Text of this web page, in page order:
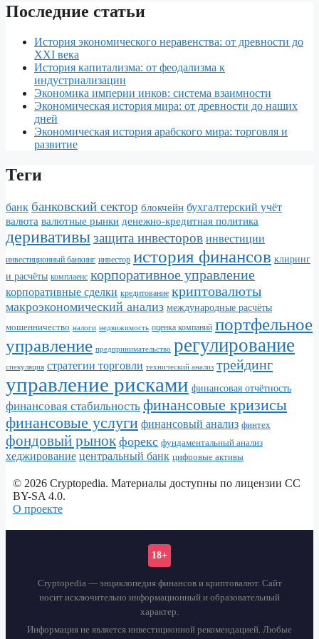
Последние статьи
История экономического неравенства: от древности до
XXI века
История капитализма: от феодализма к
индустриализации
Экономика империи инков: система взаимности
Экономическая история мира: от древности до наших
дней
Экономическая история арабского мира: торговля и
развитие
Теги
банк банковский сектор блокчейн бухгалтерский учёт
валюта валютные рынки денежно-кредитная политика
деривативы защита инвесторов инвестиции
инвестиционный банкинг инвестор история финансов клиринг
и расчёты комплаенс корпоративное управление
корпоративные сделки кредитование криптовалюты
макроэкономический анализ международные расчёты
мошенничество налоги недвижимость оценка компаний портфельное
управление предпринимательство регулирование
спекуляция стратегии торговли технический анализ трейдинг
управление рисками финансовая отчётность
финансовая стабильность финансовые кризисы
финансовые услуги финансовый анализ финтех
фондовый рынок форекс фундаментальный анализ
хеджирование центральный банк цифровые активы
© 2026 Cryptopedia. Материалы доступны по лицензии CC
BY-SA 4.0.
О проекте
18+
Cryptopedia — энциклопедия финансов и криптовалют. Сайт
носит исключительно информационный и образовательный
характер.
Информация не является инвестиционной рекомендацией. Любые